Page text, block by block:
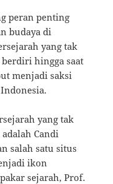
peran penting
budaya di
yang tak
hingga saat
menjadi saksi
yang tak
Candi
salah satu situs
ikon
sejarah, Prof.